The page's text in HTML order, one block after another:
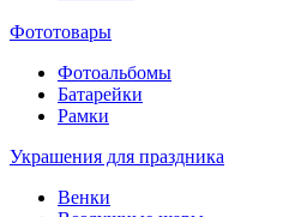
Фототовары
Фотоальбомы
Батарейки
Рамки
Украшения для праздника
Венки